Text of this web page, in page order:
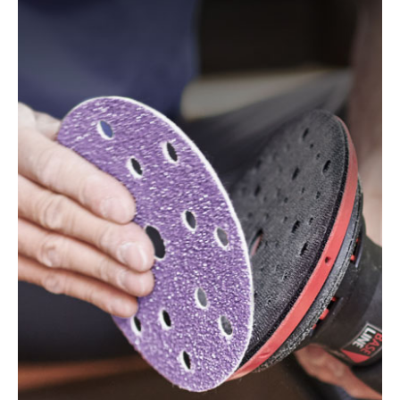
ES 125, ES 125 E, ES 125 E-Plus, ES
125 EQ, ES 125 EQ-Plus, ES 125 Plus, ES 125 Q, ES
125 Q-Plus, ETS 125 EQ, ETS 125 EQ-Plus, ETS 125
Q, ETS 125 Q-Plus, LEX 1 125/7, LEX 2 125/3, LEX 3
125/3, LEX 3 125/5, RO 125 FEQ-Plus